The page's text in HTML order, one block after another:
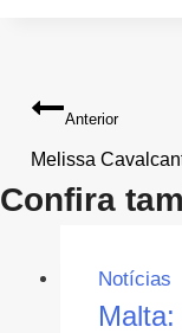
Navegação
de
Post
Anterior
Melissa
Confira
Notícias